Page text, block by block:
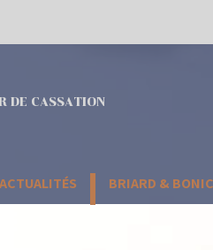
DE CASSATION
ACTUALITÉS BRIARD &